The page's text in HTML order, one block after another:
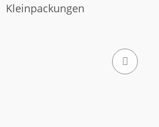
Kleinpackungen